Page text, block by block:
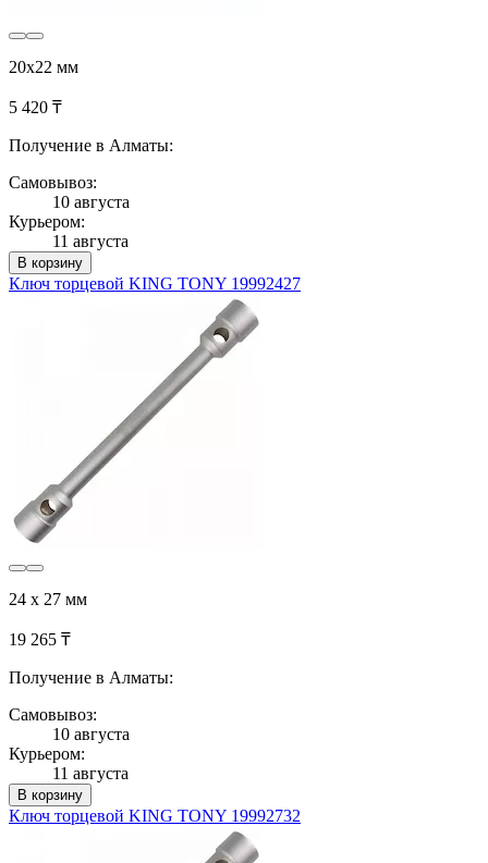
20х22 мм
5 420 ₸
Получение в Алматы:
Самовывоз:
10 августа
Курьером:
11 августа
В корзину
Ключ торцевой KING TONY 19992427
24 х 27 мм
19 265 ₸
Получение в Алматы:
Самовывоз:
10 августа
Курьером:
11 августа
В корзину
Ключ торцевой KING TONY 19992732